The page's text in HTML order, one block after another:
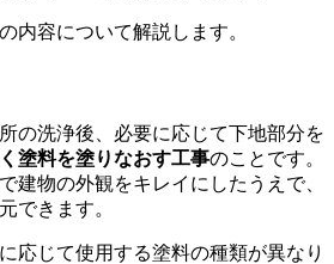
内容について解説します。
の洗浄後、必要に応じて下地部分を
塗料を塗りなおす工事のことです。
建物の外観をキレイにしたうえで、
できます。
応じて使用する塗料の種類が異なり